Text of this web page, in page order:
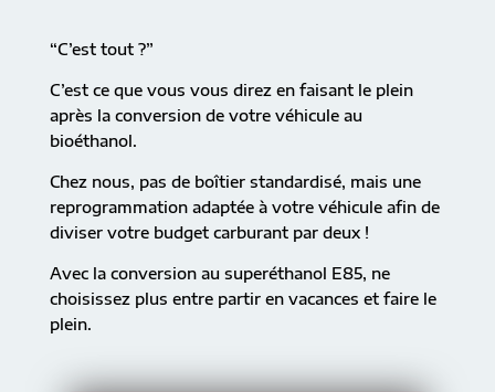
“C’est tout ?”
C’est ce que vous vous direz en faisant le plein
après la conversion de votre véhicule au
bioéthanol.
Chez nous, pas de boîtier standardisé, mais une
reprogrammation adaptée à votre véhicule afin de
diviser votre budget carburant par deux !
Avec la conversion au superéthanol E85, ne
choisissez plus entre partir en vacances et faire le
plein.